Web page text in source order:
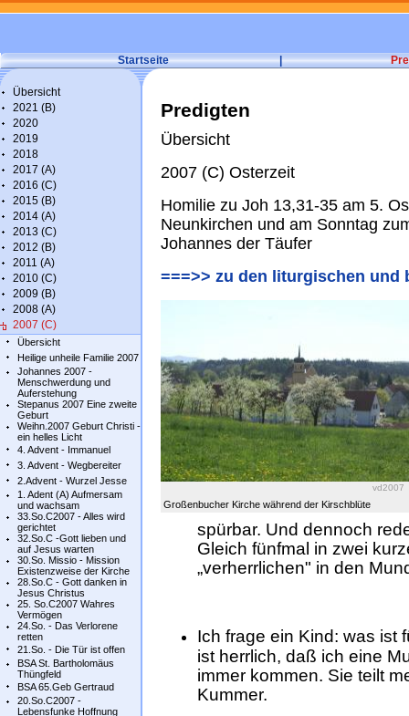
Startseite |
Übersicht
2021 (B)
2020
2019
2018
2017 (A)
2016 (C)
2015 (B)
2014 (A)
2013 (C)
2012 (B)
2011 (A)
2010 (C)
2009 (B)
2008 (A)
2007 (C)
Übersicht
Heilige unheile Familie 2007
Johannes 2007 -
Menschwerdung und
Auferstehung
Stepanus 2007 Eine zweite
Geburt
Weihn.2007 Geburt Christi -
ein helles Licht
4. Advent - Immanuel
3. Advent - Wegbereiter
2.Advent - Wurzel Jesse
1. Adent (A) Aufmersam
und wachsam
33.So.C2007 - Alles wird
gerichtet
32.So.C -Gott lieben und
auf Jesus warten
30.So. Missio - Mission
Existenzweise der Kirche
28.So.C - Gott danken in
Jesus Christus
25. So.C2007 Wahres
Vermögen
24.So. - Das Verlorene
retten
21.So. - Die Tür ist offen
BSA St. Bartholomäus
Thüngfeld
BSA 65.Geb Gertraud
20.So.C2007 -
Lebensfunke Hoffnung
Predigten
Übersicht
2007 (C) Osterzeit
Homilie zu Joh 13,31-35 am 5.
Neunkirchen und am Sonntag
Johannes der Täufer
===>> zu den liturgischen und
vd2007
Großenbucher Kirche während der Kirschblüte
spürbar. Und dennoch
Gleich fünfmal in zwei
„verherrlichen" in den
Ich frage ein Kind: was ist
ist herrlich, daß ich eine
immer kommen. Sie teilt
Kummer.